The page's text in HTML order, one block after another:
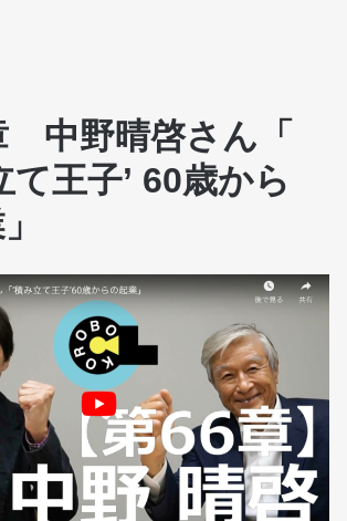
中野晴啓さん「
て王子’ 60歳から